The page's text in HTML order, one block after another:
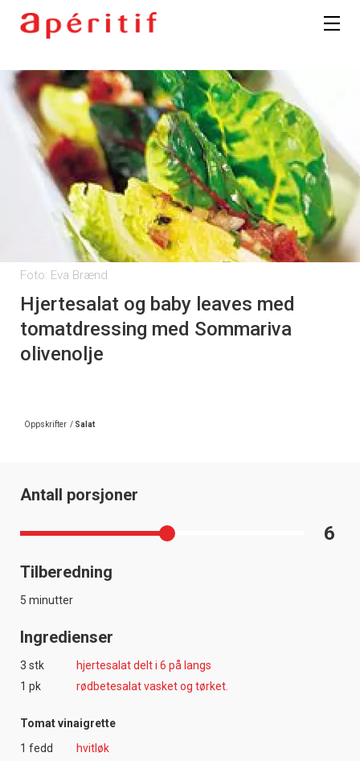
Foto: Eva Brænd
Hjertesalat og baby leaves med
tomatdressing med Sommariva
olivenolje
Oppskrifter / Salat
Antall porsjoner
6
Tilberedning
5 minutter
Ingredienser
3 stk
hjertesalat delt i 6 på langs
1 pk
rødbetesalat vasket og tørket.
Tomat vinaigrette
1 fedd
hvitløk